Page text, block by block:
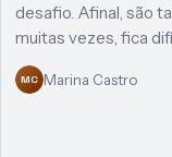
desafio. Afinal, são
muitas vezes, fica
MC Marina Castro